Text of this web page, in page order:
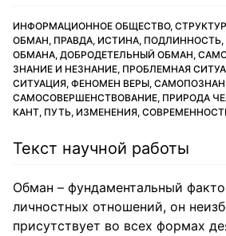
ИНФОРМАЦИОННОЕ ОБЩЕСТВО,
ОБМАН, ПРАВДА, ИСТИНА,
ОБМАНА, ДОБРОДЕТЕЛЬНЫЙ ОБМАН,
ЗНАНИЕ И НЕЗНАНИЕ, ПРОБЛЕМНАЯ
СИТУАЦИЯ, ФЕНОМЕН ВЕРЫ,
САМОСОВЕРШЕНСТВОВАНИЕ, ПРИРОДА
КАНТ, ПУТЬ, ИЗМЕНЕНИЯ,
Текст научной работы
Обман – фундаментальный
личностных отношений, он
присутствует во всех формах